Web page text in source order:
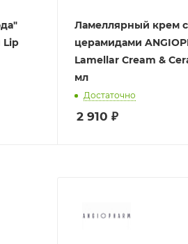
Lip
Ламеллярный крем с
церамидами
Lamellar Cream &
мл
Достаточно
2 910 ₽